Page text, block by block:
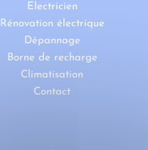
Electricien
Rénovation électrique
Dépannage
Borne de recharge
Climatisation
Contact